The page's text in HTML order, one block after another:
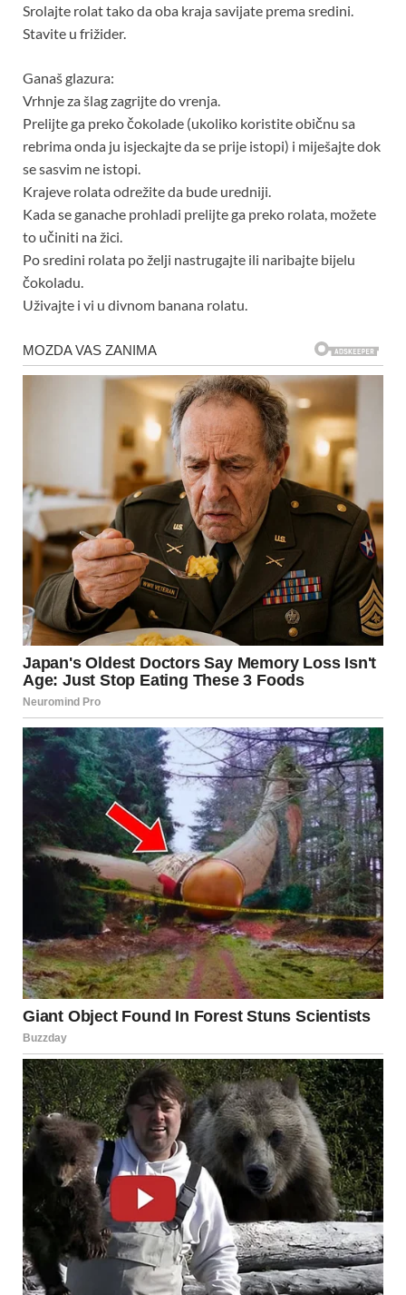
Srolajte rolat tako da oba kraja savijate prema sredini.
Stavite u frižider.
Ganaš glazura:
Vrhnje za šlag zagrijte do vrenja.
Prelijte ga preko čokolade (ukoliko koristite običnu sa
rebrima onda ju isjeckajte da se prije istopi) i miješajte dok
se sasvim ne istopi.
Krajeve rolata odrežite da bude uredniji.
Kada se ganache prohladi prelijte ga preko rolata, možete
to učiniti na žici.
Po sredini rolata po želji nastrugajte ili naribajte bijelu
čokoladu.
Uživajte i vi u divnom banana rolatu.